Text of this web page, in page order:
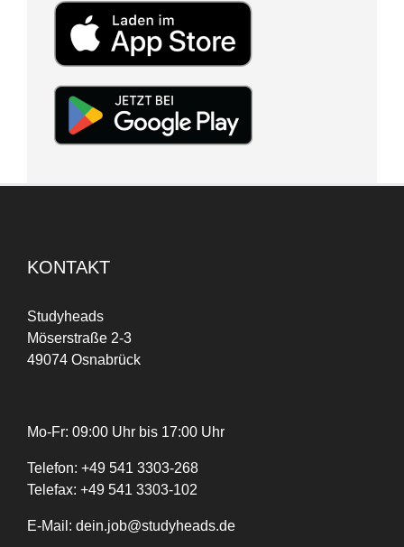
KONTAKT
Studyheads
Möserstraße 2-3
49074 Osnabrück
Mo-Fr: 09:00 Uhr bis 17:00 Uhr
Telefon: +49 541 3303-268
Telefax: +49 541 3303-102
E-Mail: dein.job@studyheads.de